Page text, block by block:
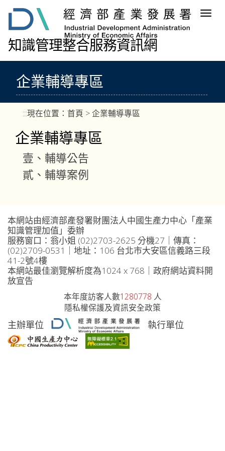
容
知識管理整合服務資訊網
企業輔導專區
:::現在位置： 首頁 > 企業輔導專區
企業輔導專區
壹、輔導公告
貳、輔導案例
本網站由經濟部產發署財團法人中國生產力中心「產業
知識管理加值」委辦
服務窗口：翁小姐 (02)2703-2625 分機27｜傳真：
(02)2709-0531｜地址：106 台北市大安區信義路三段
41-2號4樓
本網站最佳瀏覽解析度為1024 x 768｜政府網站資料開
放宣告
本年度訪客人數1280778 人
隱私權保護及資訊安全政策
主辦單位 執行單位